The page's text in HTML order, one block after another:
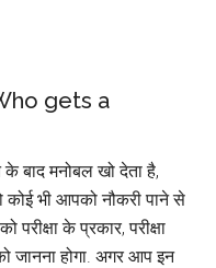
gets a
के बाद मनोबल खो देता है,
भी आपको नौकरी पाने से
के प्रकार, परीक्षा
को जानना होगा. अगर आप इन